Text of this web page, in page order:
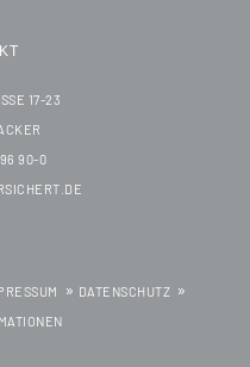
17-23
90-0
DATENSCHUTZ